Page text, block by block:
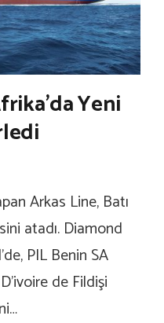
Yeni
Arkas Line, Batı
atadı. Diamond
PIL Benin SA
de Fildişi